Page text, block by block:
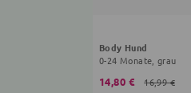
Body Hund
0-24 Monate, grau
14,80 € 16,99 €